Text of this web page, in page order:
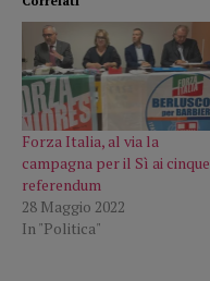
Forza Italia, al via la
campagna per il Sì ai cinque
referendum
28 Maggio 2022
In "Politica"